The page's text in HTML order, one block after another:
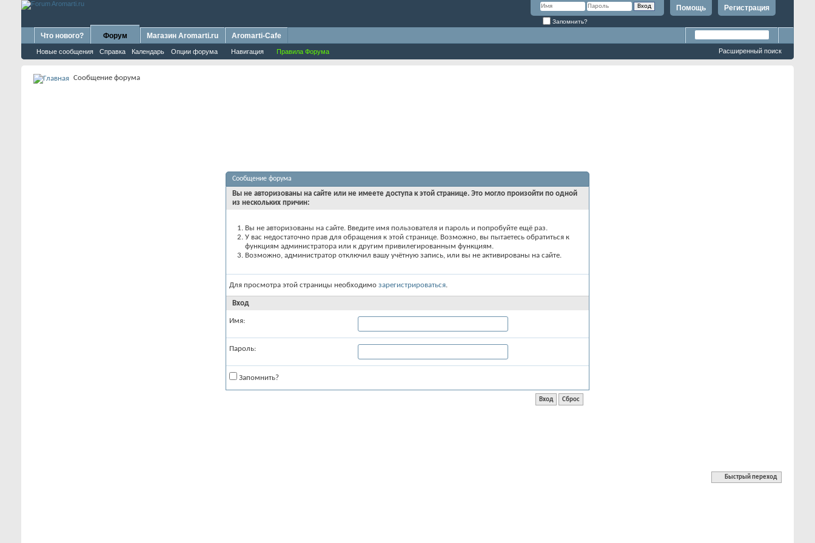
Регистрация
Помощь
Запомнить?
Что нового? Форум
Новые сообщения Справка Календарь Опции форума Навигация Правила Форума
Магазин Aromarti.ru Aromarti-Cafe
Расширенный поиск
Сообщение форума
Сообщение форума
Вы не авторизованы на сайте или не имеете доступа к этой странице. Это могло произойти по одной
из нескольких причин:
Вы не авторизованы на сайте. Введите имя пользователя и пароль и попробуйте ещё раз.
У вас недостаточно прав для обращения к этой странице. Возможно, вы пытаетесь обратиться к
функциям администратора или к другим привилегированным функциям.
Возможно, администратор отключил вашу учётную запись, или вы не активированы на сайте.
Для просмотра этой страницы необходимо зарегистрироваться.
Вход
Имя:
Пароль:
Запомнить?
Быстрый переход